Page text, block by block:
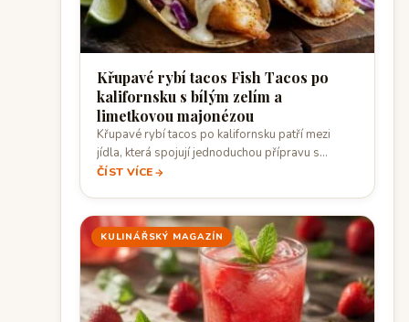
Křupavé rybí tacos Fish Tacos po
kalifornsku s bílým zelím a
limetkovou majonézou
Křupavé rybí tacos po kalifornsku patří mezi
jídla, která spojují jednoduchou přípravu s
výraznou…
ČÍST VÍCE
KULINÁŘSKÝ MAGAZÍN